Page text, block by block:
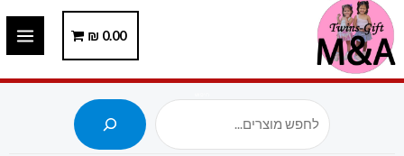
דילוג
לתוכן
0.00
₪